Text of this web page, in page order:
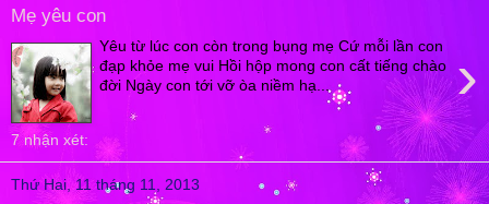
Mẹ yêu con
›
Yêu từ lúc con còn trong bụng mẹ Cứ mỗi lần con
đạp khỏe mẹ vui Hồi hộp mong con cất tiếng chào
đời Ngày con tới vỡ òa niềm hạ...
7 nhận xét:
Thứ Hai, 11 tháng 11, 2013